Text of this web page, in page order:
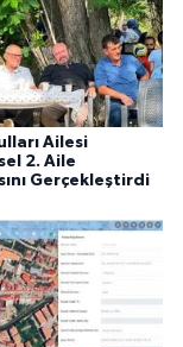
Ailesi
2. Aile
Gerçekleştirdi